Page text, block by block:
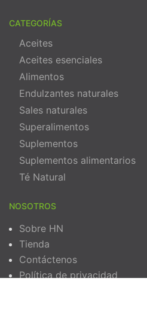
CATEGORÍAS
Aceites
Aceites esenciales
Alimentos
Endulzantes naturales
Sales naturales
Superalimentos
Suplementos
Suplementos alimentarios
Té Natural
NOSOTROS
Sobre HN
Tienda
Contáctenos
Política de privacidad